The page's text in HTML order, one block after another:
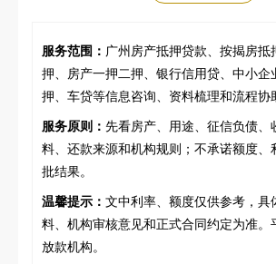
服务范围： 广州房产抵押贷款、按揭房抵
押、房产一押二押、银行信用贷、中小企
押、车贷等信息咨询、资料梳理和流程协
服务原则： 先看房产、用途、征信负债、
料、还款来源和机构规则；不承诺额度、
批结果。
温馨提示： 文中利率、额度仅供参考，具
料、机构审核意见和正式合同约定为准。
放款机构。